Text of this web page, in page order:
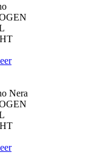
Nera